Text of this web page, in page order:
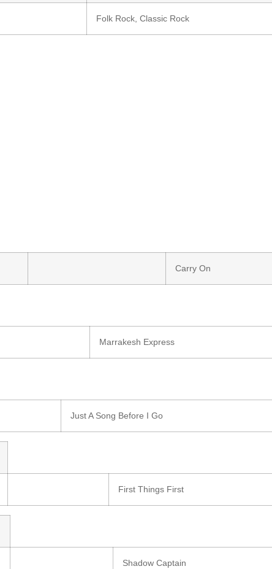
Folk Rock Classic Rock
Carry On
Marrakesh Express
Just A Song Before I Go
First Things First
Shadow Captain